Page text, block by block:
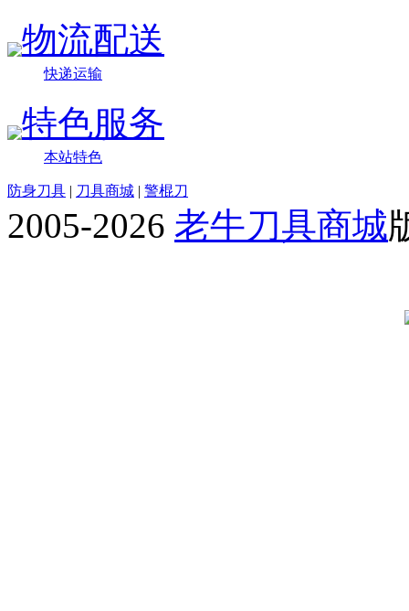
物流配送
快递运输
特色服务
本站特色
防身刀具 | 刀具商城 | 警棍刀
2005-2026 老牛刀具商城